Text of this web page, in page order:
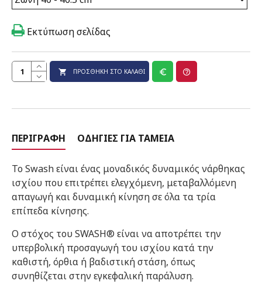
ΠΡΟΣΘΉΚΗ ΣΤΟ ΚΑΛΆΘΙ
Εκτύπωση σελίδας
ΠΕΡΙΓΡΑΦΉ ΟΔΗΓΊΕΣ ΓΙΑ ΤΑΜΕΊΑ
Το Swash είναι ένας μοναδικός δυναμικός νάρθηκας
ισχίου που επιτρέπει ελεγχόμενη, μεταβαλλόμενη
απαγωγή και δυναμική κίνηση σε όλα τα τρία
επίπεδα κίνησης.
Ο στόχος του SWASH® είναι να αποτρέπει την
υπερβολική προσαγωγή του ισχίου κατά την
καθιστή, όρθια ή βαδιστική στάση, όπως
συνηθίζεται στην εγκεφαλική παράλυση.